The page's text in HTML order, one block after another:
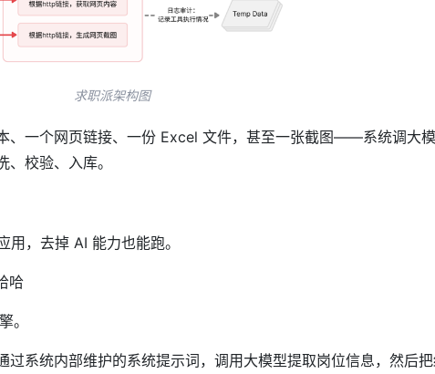
求职派架构图
一个网页链接、一份 Excel 文件，甚至一张截图——系统调大模
校验、入库。
，去掉 AI 能力也能跑。
哈
。
过系统内部维护的系统提示词，调用大模型提取岗位信息，然后